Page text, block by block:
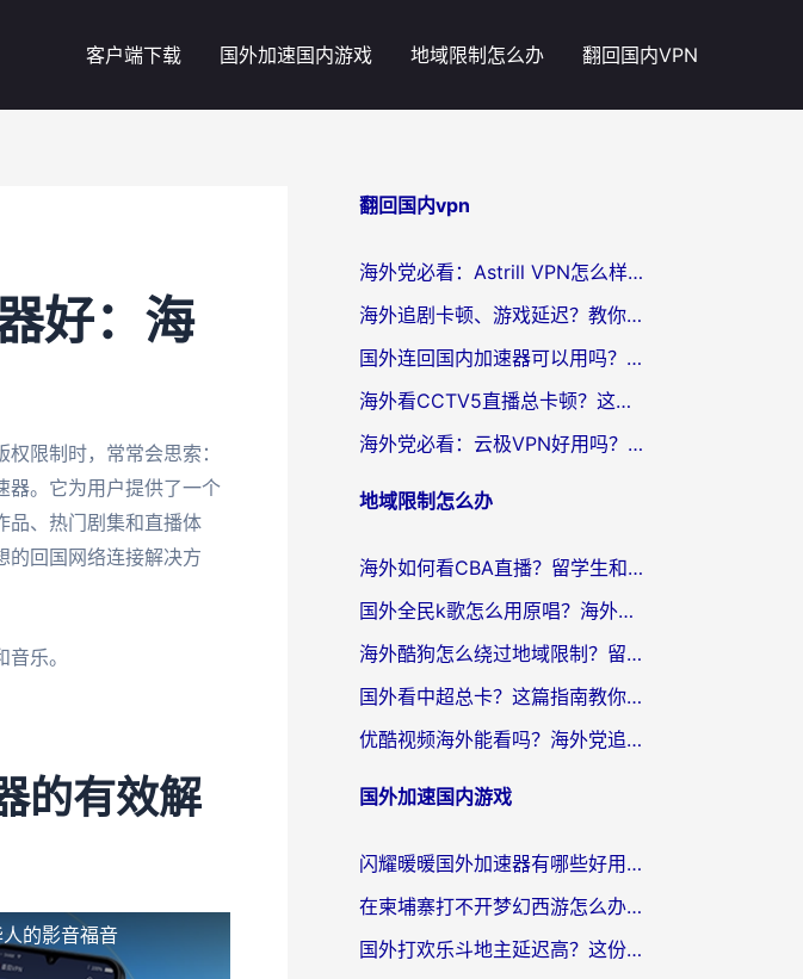
客户端下载 国外加速国内游戏 地域限制怎么办 翻回国内VPN
好：海
限制时，常常会思索：
器。它为用户提供了一个
品、热门剧集和直播体
的回国网络连接解决方
乐。
的有效解
的影音福音
翻回国内vpn
海外党必看：Astrill VPN怎么样？3步选对回国加速器实现无缝刷剧玩游戏
海外追剧卡顿、游戏延迟？教你选回国加速器，附免费加速器试用一小时福利
国外连回国内加速器可以用吗？海外党亲测实用指南，解决追剧游戏卡顿难题
海外看CCTV5直播总卡顿？这篇指南教你选对回国加速器，无缝刷国内资源
海外党必看：云极VPN好用吗？和uuVPN对比哪个回国效果更好？附真实体验+避坑指南
地域限制怎么办
海外如何看CBA直播？留学生和华人必看的无卡顿观赛指南
国外全民k歌怎么用原唱？海外党亲测有效的回国加速解决方案
海外酷狗怎么绕过地域限制？留学生亲测有效的回国加速器选择指南
国外看中超总卡？这篇指南教你在海外流畅看体育赛事+中文解说（附避坑技巧）
优酷视频海外能看吗？海外党追剧看电影的终极解决方案来了
国外加速国内游戏
闪耀暖暖国外加速器有哪些好用？海外党亲测的国服游戏加速终极指南
在柬埔寨打不开梦幻西游怎么办？海外玩家国服游戏加速终极指南
国外打欢乐斗地主延迟高？这份海外玩家国服游戏加速指南帮你解决卡顿烦恼